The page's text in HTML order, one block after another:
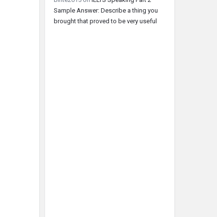
Sample Answer: Describe a thing you
brought that proved to be very useful